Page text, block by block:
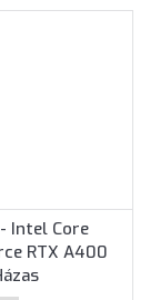
Intel Core
RTX A400